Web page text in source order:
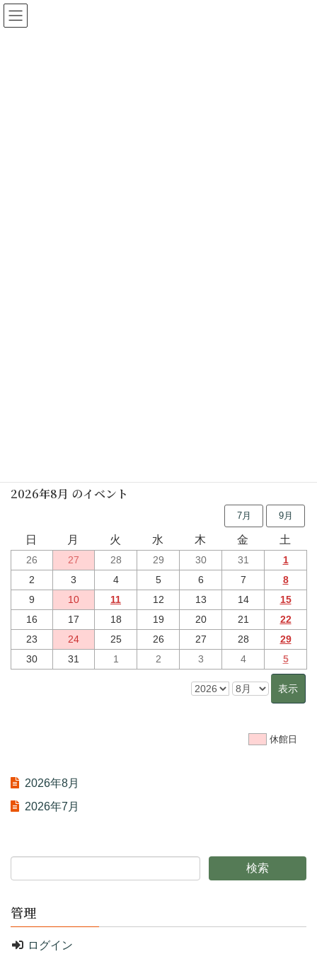
2026年8月 のイベント
7月 9月
日 月 火 水 木 金 土
26 27 28 29 30 31
1
2
3 4 5 6 7
8
9
10 11 12 13 14
15
16
17 18 19 20 21
22
23
24 25 26 27 28
29
30
31 1 2 3 4 5
休館日
2026年8月
2026年7月
管理
ログイン